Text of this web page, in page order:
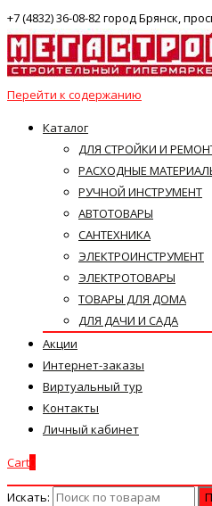
+7 (4832) 36-08-82 город Брянск,
Перейти к содержанию
Каталог
ДЛЯ СТРОЙКИ И
РАСХОДНЫЕ
РУЧНОЙ ИНСТРУМЕНТ
АВТОТОВАРЫ
САНТЕХНИКА
ЭЛЕКТРОИНСТРУМЕНТ
ЭЛЕКТРОТОВАРЫ
ТОВАРЫ ДЛЯ ДОМА
ДЛЯ ДАЧИ И САДА
Акции
Интернет-заказы
Виртуальный тур
Контакты
Личный кабинет
Cart
Искать: